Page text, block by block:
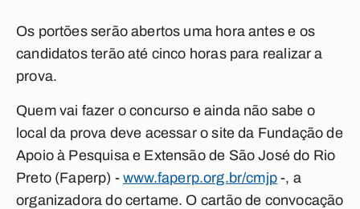
Os portões serão abertos uma hora antes e os
candidatos terão até cinco horas para realizar a
prova.
Quem vai fazer o concurso e ainda não sabe o
local da prova deve acessar o site da Fundação de
Apoio à Pesquisa e Extensão de São José do Rio
Preto (Faperp) -www.faperp.org.br/cmjp -, a
organizadora do certame. O cartão de convocação